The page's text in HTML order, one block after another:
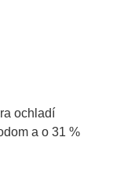
ochladí
a o 31 %